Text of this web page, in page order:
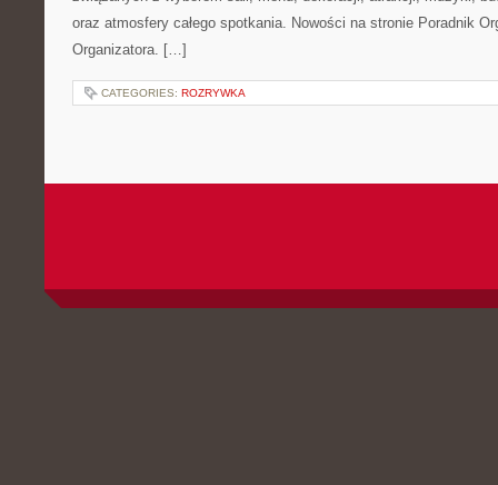
oraz atmosfery całego spotkania. Nowości na stronie Poradnik
Organizatora. […]
CATEGORIES: ROZRYWKA